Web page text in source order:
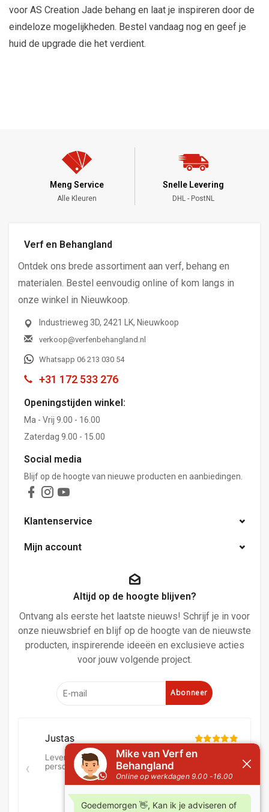
voor AS Creation Jade behang en laat je inspireren door de
eindeloze mogelijkheden. Bestel vandaag nog en geef je
huid de upgrade die het verdient.
Meng Service
Alle Kleuren
Snelle Levering
DHL - PostNL
Verf en Behangland
Ontdek ons brede assortiment aan verf, behang en
materialen. Bestel eenvoudig online of kom langs in
onze winkel in Nieuwkoop.
Industrieweg 3D, 2421 LK, Nieuwkoop
verkoop@verfenbehangland.nl
Whatsapp 06 213 030 54
+31 172 533 276
Openingstijden winkel:
Ma - Vrij 9.00 - 16.00
Zaterdag 9.00 - 15.00
Social media
Blijf op de hoogte van nieuwe producten en aanbiedingen.
Klantenservice
Mijn account
Altijd op de hoogte blijven?
Ontvang als eerste het laatste nieuws! Schrijf je in voor
onze nieuwsbrief en blijf op de hoogte van de nieuwste
producten, inspirerende ideeën en exclusieve acties
voor jouw volgende project.
Abonneer